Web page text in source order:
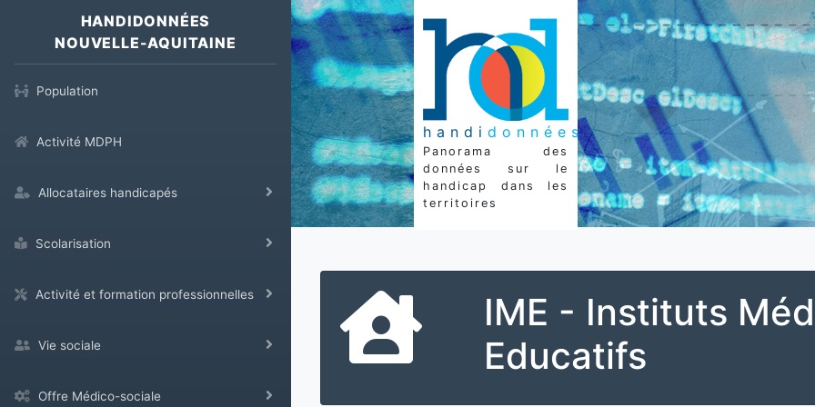
HANDIDONNÉES
NOUVELLE-AQUITAINE
Population
Activité MDPH
Allocataires handicapés
Scolarisation
Activité et formation professionnelles
Vie sociale
Offre Médico-sociale
handi données
Panorama des
données sur le
handicap dans les
territoires
IME - Instituts
Educatifs